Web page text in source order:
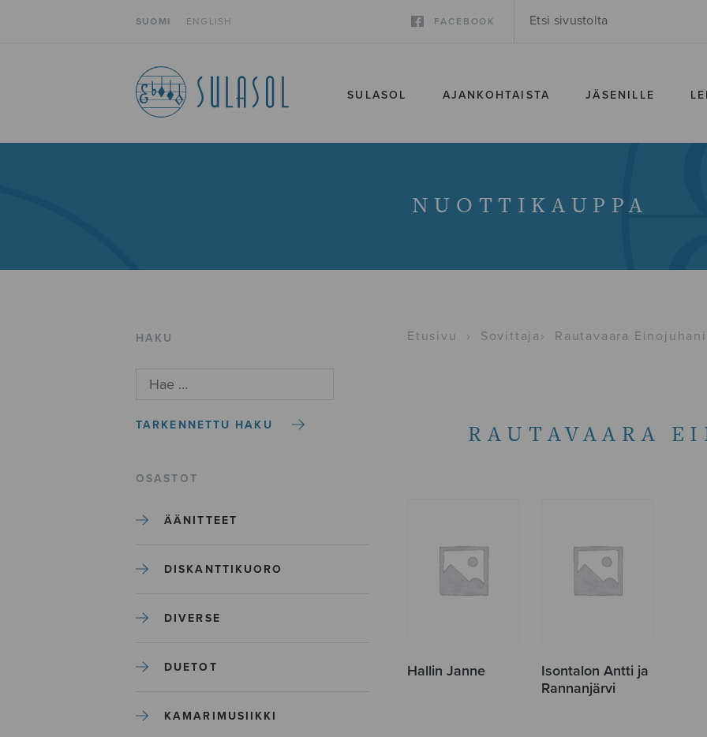
SUOMI ENGLISH FACEBOOK
SULASOL AJANKOHTAISTA JÄSENILLE
NUOTTIKAUPPA
HAKU
TARKENNETTU HAKU
OSASTOT
ÄÄNITTEET
DISKANTTIKUORO
DIVERSE
DUETOT
KAMARIMUSIIKKI
Etusivu › Sovittaja › Rautavaara Einojuhani
RAUTAVAARA
Hallin Janne
Isontalon Antti ja
Rannanjärvi